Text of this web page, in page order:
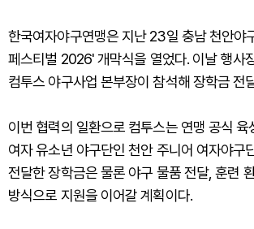
한국여자야구연맹은 지난 23일 충남 천안야
페스티벌 2026' 개막식을 열었다. 이날 행사
컴투스 야구사업 본부장이 참석해 장학금 전
이번 협력의 일환으로 컴투스는 연맹 공식 육
여자 유소년 야구단인 천안 주니어 여자야구
전달한 장학금은 물론 야구 물품 전달, 훈련
방식으로 지원을 이어갈 계획이다.